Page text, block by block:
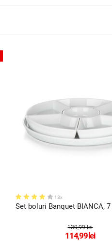
13x
Set boluri Banquet BIANCA,
139,99 lei
114,99lei